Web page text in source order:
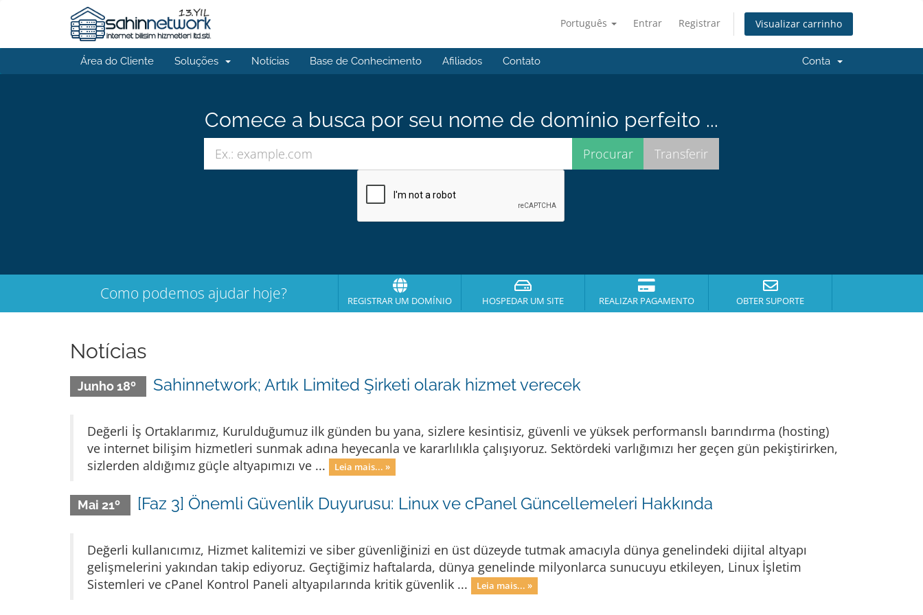
Português Entrar Registrar Visualizar carrinho
Área do Cliente Soluções Notícias Base de Conhecimento Afiliados Contato Conta
Comece a busca por seu nome de domínio perfeito ...
Como podemos ajudar hoje? REGISTRAR UM DOMÍNIO HOSPEDAR UM SITE REALIZAR PAGAMENTO OBTER SUPORTE
Notícias
Junho 18º Sahinnetwork; Artık Limited Şirketi olarak hizmet verecek
Değerli İş Ortaklarımız, Kurulduğumuz ilk günden bu yana, sizlere kesintisiz, güvenli ve yüksek performanslı barındırma (hosting)
ve internet bilişim hizmetleri sunmak adına heyecanla ve kararlılıkla çalışıyoruz. Sektördeki varlığımızı her geçen gün pekiştirirken,
sizlerden aldığımız güçle altyapımızı ve ...
Leia mais... »
Mai 21º [Faz 3] Önemli Güvenlik Duyurusu: Linux ve cPanel Güncellemeleri Hakkında
Değerli kullanıcımız, Hizmet kalitemizi ve siber güvenliğinizi en üst düzeyde tutmak amacıyla dünya genelindeki dijital altyapı
gelişmelerini yakından takip ediyoruz. Geçtiğimiz haftalarda, dünya genelinde milyonlarca sunucuyu etkileyen, Linux İşletim
Sistemleri ve cPanel Kontrol Paneli altyapılarında kritik güvenlik ...
Leia mais... »